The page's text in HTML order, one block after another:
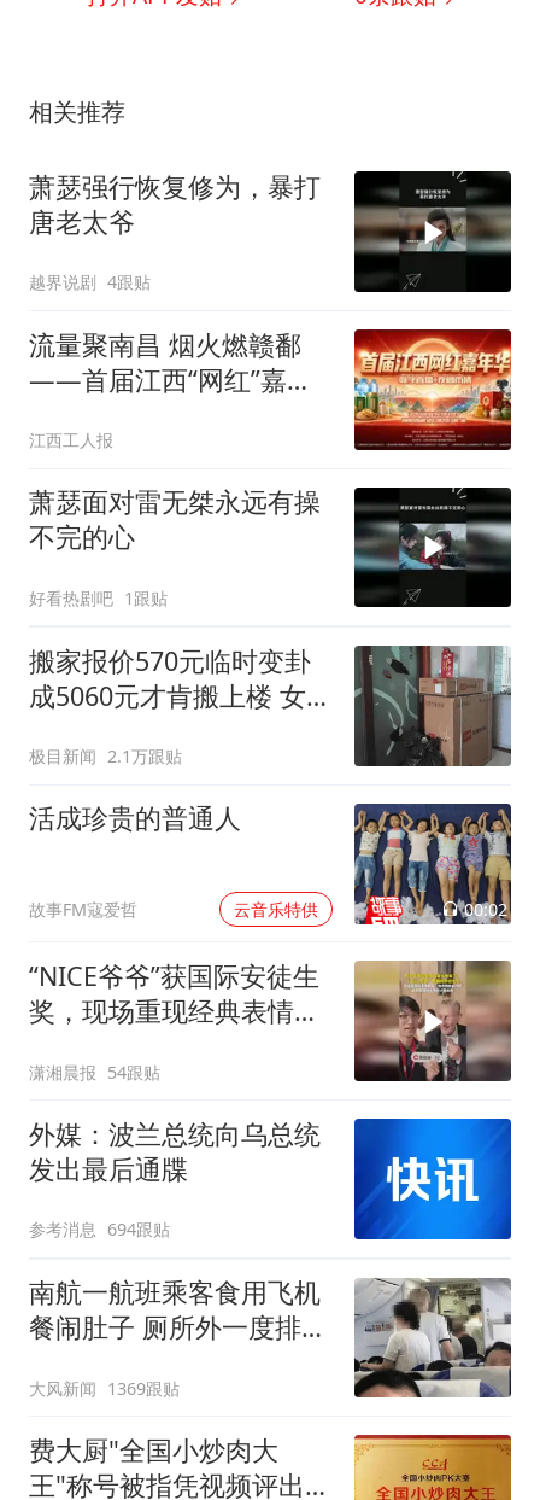
相关推荐
萧瑟强行恢复修为，暴打
唐老太爷
越界说剧 4跟贴
流量聚南昌 烟火燃赣鄱
——首届江西“网红”嘉年
江西工人报
萧瑟面对雷无桀永远有操
不完的心
好看热剧吧 1跟贴
搬家报价570元临时变卦
成5060元才肯搬上楼 女子
极目新闻 2.1万跟贴
活成珍贵的普通人
故事FM寇爱哲 云音乐特供 00:02
“NICE爷爷”获国际安徒生
奖，现场重现经典表情
潇湘晨报 54跟贴
外媒：波兰总统向乌总统
发出最后通牒
参考消息 694跟贴
南航一航班乘客食用飞机
餐闹肚子 厕所外一度排长
大风新闻 1369跟贴
费大厨"全国小炒肉大
王"称号被指凭视频评出